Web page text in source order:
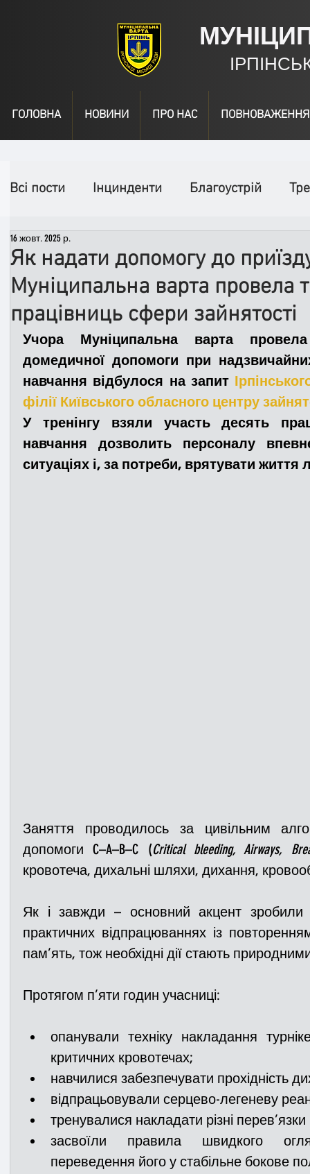
ГОЛОВНА НОВИНИ ПРО НАС ПОВНОВАЖЕННЯ
Всі пости Інцинденти Благоустрій
День народження
Спільні заходи Надзвичайні заходи
Медицина Новини ДТП
Адмінпротокол Свята Поліція
Війна Розмінування Добровільна
Як надати допомогу до
Муніципальна варта провела
працівниць сфери зайнятості
16 жовт. 2025 р.
Учора Муніципальна варта
домедичної допомоги при
навчання відбулося на запит
філії Київського обласного центру
У тренінгу взяли участь десять
навчання дозволить персоналу
ситуаціях і, за потреби, врятувати життя
Заняття проводилось за цивільним
допомоги C–A–B–C (Critical bleeding, Airways,
кровотеча, дихальні шляхи, дихання,
Як і завжди – основний акцент зробили
практичних відпрацюваннях із
пам’ять, тож необхідні дії стають
Протягом п’яти годин учасниці:
опанували техніку накладання
критичних кровотечах;
навчилися забезпечувати прохідність
відпрацьовували серцево-легеневу
тренувалися накладати різні перев’язки
засвоїли правила швидкого
переведення його у стабільне бокове